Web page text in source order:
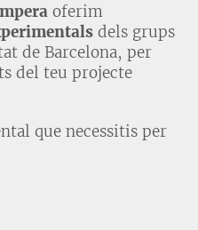
oferim
dels grups
de Barcelona, per
del teu projecte
que necessitis per